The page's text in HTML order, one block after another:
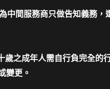
中間服務商只做告知義務，
歲之成年人需自行負完全的
變更。